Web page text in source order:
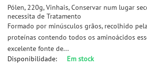
Pólen, 220g, Vinhais, Conservar num lugar
necessita de Tratamento
Formado por minúsculos grãos, recolhido
proteínas contendo todos os aminoácidos
excelente fonte de...
Disponibilidade:
Em stock